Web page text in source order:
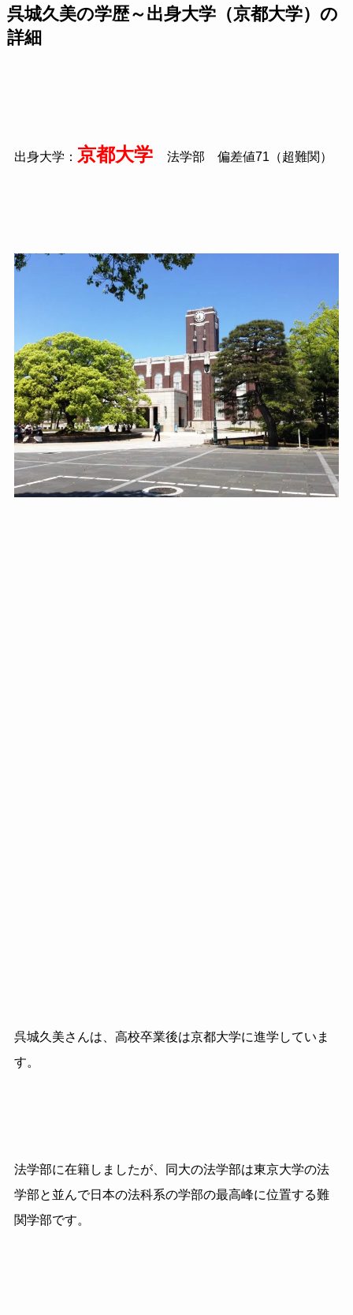
呉城久美の学歴～出身大学（京都大学）の
詳細
出身大学： 京都大学 法学部 偏差値71 （超難関）
呉城久美さんは、高校卒業後は京都大学に進学していま
す。
法学部に在籍しましたが、同大の法学部は東京大学の法
学部と並んで日本の法科系の学部の最高峰に位置する難
関学部です。